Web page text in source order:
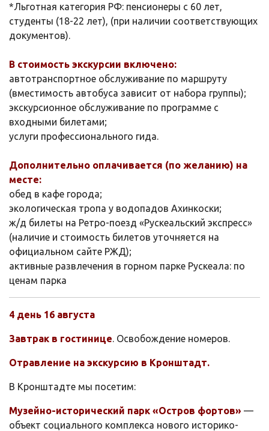
*Льготная категория РФ: пенсионеры с 60 лет,
студенты (18-22 лет), (при наличии соответствующих
документов).
В стоимость экскурсии включено:
автотранспортное обслуживание по маршруту
(вместимость автобуса зависит от набора группы);
экскурсионное обслуживание по программе с
входными билетами;
услуги профессионального гида.
Дополнительно оплачивается (по желанию) на
месте:
обед в кафе города;
экологическая тропа у водопадов Ахинкоски;
ж/д билеты на Ретро-поезд «Рускеальский экспресс»
(наличие и стоимость билетов уточняется на
официальном сайте РЖД);
активные развлечения в горном парке Рускеала: по
ценам парка
4 день 16 августа
Завтрак в гостинице . Освобождение номеров.
Отравление на экскурсию в Кронштадт.
В Кронштадте мы посетим:
Музейно-исторический парк «Остров фортов» —
объект социального комплекса нового историко-